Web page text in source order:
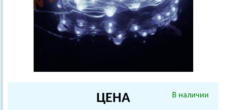
В наличии
ЦЕНА